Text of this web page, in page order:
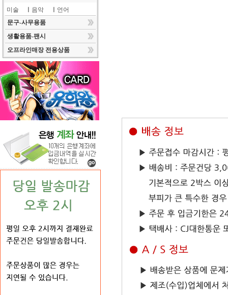
미술
음악
언어
문구-사무용품
생활용품-팬시
오프라인매장 전용상품